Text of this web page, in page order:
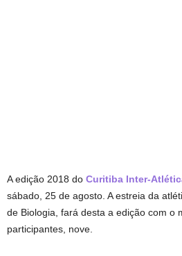
A edição 2018 do Curitiba Inter-
sábado, 25 de agosto. A estreia da
de Biologia, fará desta a edição com o
participantes, nove.